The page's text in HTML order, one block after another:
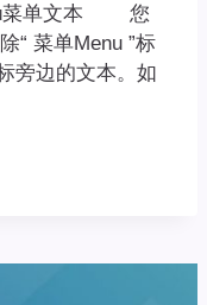
菜单文本 您
“ 菜单Menu ”标
旁边的文本。如